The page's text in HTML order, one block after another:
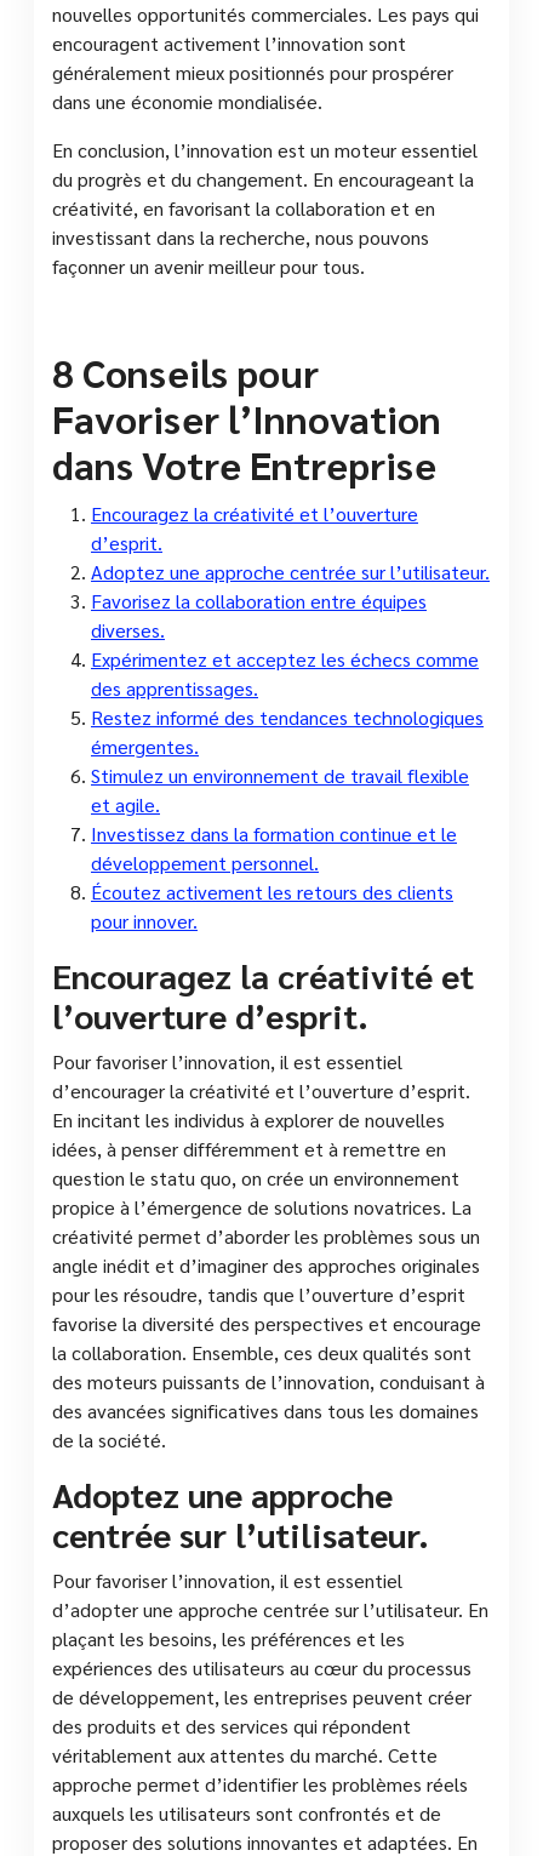
nouvelles opportunités commerciales. Les pays qui
encouragent activement l’innovation sont
généralement mieux positionnés pour prospérer
dans une économie mondialisée.
En conclusion, l’innovation est un moteur essentiel
du progrès et du changement. En encourageant la
créativité, en favorisant la collaboration et en
investissant dans la recherche, nous pouvons
façonner un avenir meilleur pour tous.
8 Conseils pour
Favoriser l’Innovation
dans Votre Entreprise
Encouragez la créativité et l’ouverture
d’esprit.
Adoptez une approche centrée sur l’utilisateur.
Favorisez la collaboration entre équipes
diverses.
Expérimentez et acceptez les échecs comme
des apprentissages.
Restez informé des tendances technologiques
émergentes.
Stimulez un environnement de travail flexible
et agile.
Investissez dans la formation continue et le
développement personnel.
Écoutez activement les retours des clients
pour innover.
Encouragez la créativité et
l’ouverture d’esprit.
Pour favoriser l’innovation, il est essentiel
d’encourager la créativité et l’ouverture d’esprit.
En incitant les individus à explorer de nouvelles
idées, à penser différemment et à remettre en
question le statu quo, on crée un environnement
propice à l’émergence de solutions novatrices. La
créativité permet d’aborder les problèmes sous un
angle inédit et d’imaginer des approches originales
pour les résoudre, tandis que l’ouverture d’esprit
favorise la diversité des perspectives et encourage
la collaboration. Ensemble, ces deux qualités sont
des moteurs puissants de l’innovation, conduisant à
des avancées significatives dans tous les domaines
de la société.
Adoptez une approche
centrée sur l’utilisateur.
Pour favoriser l’innovation, il est essentiel
d’adopter une approche centrée sur l’utilisateur. En
plaçant les besoins, les préférences et les
expériences des utilisateurs au cœur du processus
de développement, les entreprises peuvent créer
des produits et des services qui répondent
véritablement aux attentes du marché. Cette
approche permet d’identifier les problèmes réels
auxquels les utilisateurs sont confrontés et de
proposer des solutions innovantes et adaptées. En